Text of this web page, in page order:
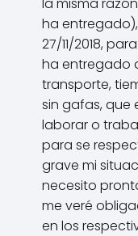
ha
27/11/2018,
ha entregado
transporte,
sin gafas, que
laborar o
para se
grave mi
necesito
me veré
en los